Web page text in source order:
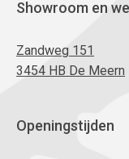
Showroom en
Zandweg 151
3454 HB De Meern
Openingstijden